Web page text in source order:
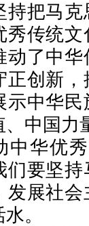
持把马
秀传统
动了中
正创新
示中华
、中国力
中华优
们要坚
发展社
。